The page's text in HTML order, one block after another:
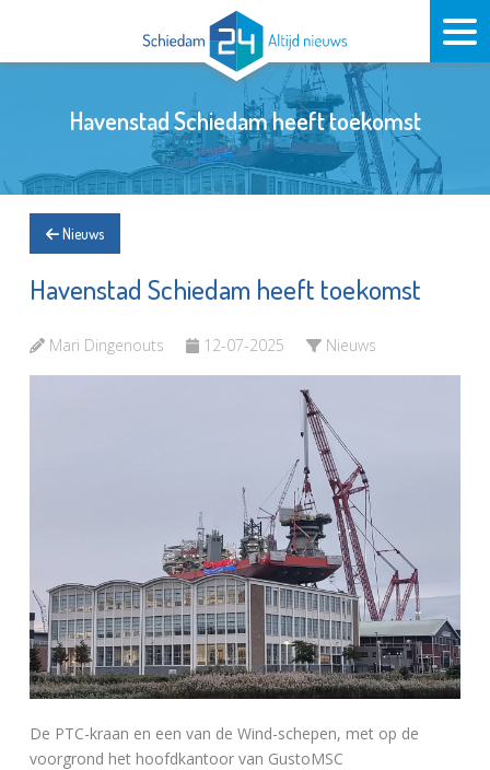
Havenstad Schiedam heeft toekomst
Nieuws
Havenstad Schiedam heeft toekomst
Mari Dingenouts 12-07-2025 Nieuws
De PTC-kraan en een van de Wind-schepen, met op de
voorgrond het hoofdkantoor van GustoMSC